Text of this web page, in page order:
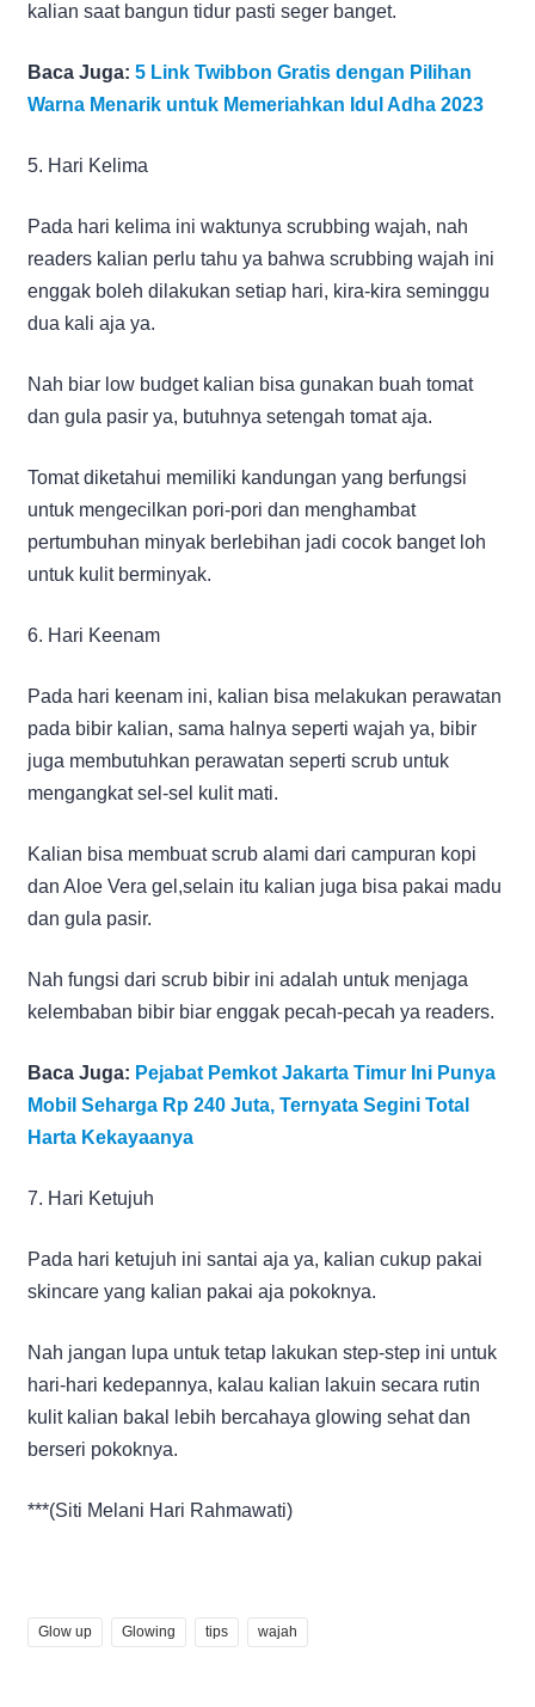
kalian saat bangun tidur pasti seger banget.
Baca Juga: 5 Link Twibbon Gratis dengan Pilihan
Warna Menarik untuk Memeriahkan Idul Adha 2023
5. Hari Kelima
Pada hari kelima ini waktunya scrubbing wajah, nah
readers kalian perlu tahu ya bahwa scrubbing wajah ini
enggak boleh dilakukan setiap hari, kira-kira seminggu
dua kali aja ya.
Nah biar low budget kalian bisa gunakan buah tomat
dan gula pasir ya, butuhnya setengah tomat aja.
Tomat diketahui memiliki kandungan yang berfungsi
untuk mengecilkan pori-pori dan menghambat
pertumbuhan minyak berlebihan jadi cocok banget loh
untuk kulit berminyak.
6. Hari Keenam
Pada hari keenam ini, kalian bisa melakukan perawatan
pada bibir kalian, sama halnya seperti wajah ya, bibir
juga membutuhkan perawatan seperti scrub untuk
mengangkat sel-sel kulit mati.
Kalian bisa membuat scrub alami dari campuran kopi
dan Aloe Vera gel,selain itu kalian juga bisa pakai madu
dan gula pasir.
Nah fungsi dari scrub bibir ini adalah untuk menjaga
kelembaban bibir biar enggak pecah-pecah ya readers.
Baca Juga: Pejabat Pemkot Jakarta Timur Ini Punya
Mobil Seharga Rp 240 Juta, Ternyata Segini Total
Harta Kekayaanya
7. Hari Ketujuh
Pada hari ketujuh ini santai aja ya, kalian cukup pakai
skincare yang kalian pakai aja pokoknya.
Nah jangan lupa untuk tetap lakukan step-step ini untuk
hari-hari kedepannya, kalau kalian lakuin secara rutin
kulit kalian bakal lebih bercahaya glowing sehat dan
berseri pokoknya.
***(Siti Melani Hari Rahmawati)
Glow up Glowing tips wajah